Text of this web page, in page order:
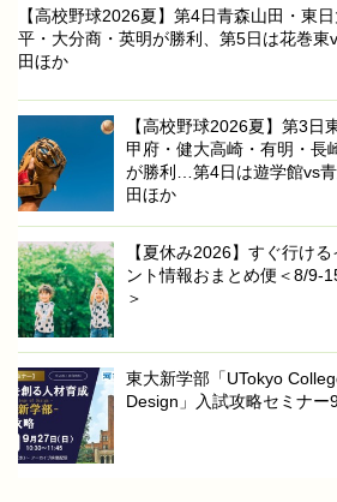
【高校野球2026夏】第4日青森山田・東日
平・大分商・英明が勝利、第5日は花巻東
田ほか
【高校野球2026夏】第3日
甲府・健大高崎・有明・長
が勝利…第4日は遊学館vs
田ほか
【夏休み2026】すぐ行ける
ント情報おまとめ便＜8/9-
＞
東大新学部「UTokyo
Design」入試攻略セミナー